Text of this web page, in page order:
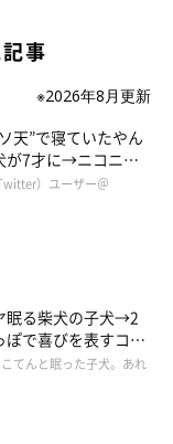
？
事
※2026年8月更新
天”で寝ていたやん
が7才に→ニコニ
”が魅力のコに成
）ユーザー＠
眠る柴犬の子犬→2
で喜びを表すコに
てんと眠った子犬。あれ